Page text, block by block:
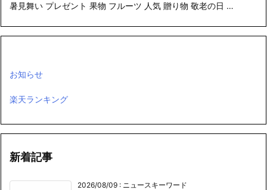
暑見舞い プレゼント 果物 フルーツ 人気 贈り物 敬老の日 …
お知らせ
楽天ランキング
新着記事
2026/08/09 : ニュースキーワード